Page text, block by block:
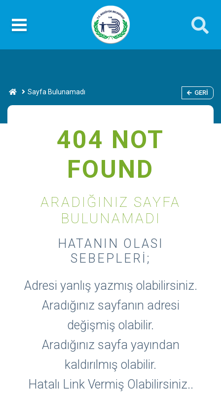
Sayfa Bulunamadı GERI
404 NOT
FOUND
ARADIĞINIZ SAYFA
BULUNAMADI
HATANIN OLASI
SEBEPLERI;
Adresi yanlış yazmış olabilirsiniz.
Aradığınız sayfanın adresi
değişmiş olabilir.
Aradığınız sayfa yayından
kaldırılmış olabilir.
Hatalı Link Vermiş Olabilirsiniz..